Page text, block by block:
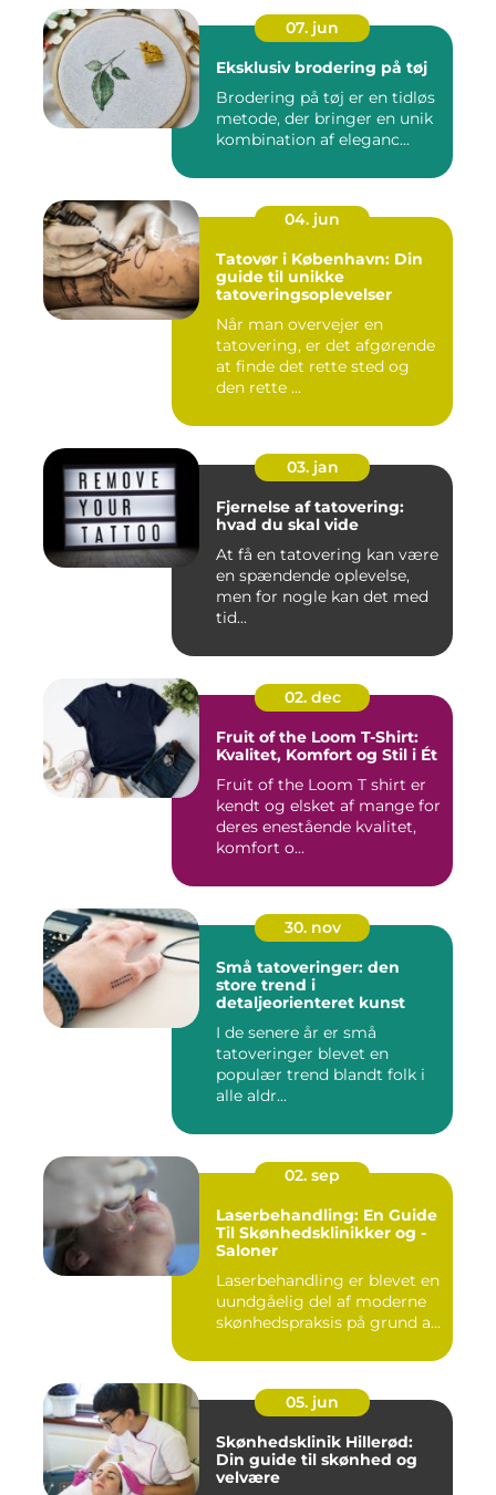
07. jun
Eksklusiv brodering på tøj
Brodering på tøj er en tidløs
metode, der bringer en unik
kombination af eleganc...
04. jun
Tatovør i København: Din
guide til unikke
tatoveringsoplevelser
Når man overvejer en
tatovering, er det afgørende
at finde det rette sted og
den rette ...
03. jan
Fjernelse af tatovering:
hvad du skal vide
At få en tatovering kan være
en spændende oplevelse,
men for nogle kan det med
tid...
02. dec
Fruit of the Loom T-Shirt:
Kvalitet, Komfort og Stil i Ét
Fruit of the Loom T shirt er
kendt og elsket af mange for
deres enestående kvalitet,
komfort o...
30. nov
Små tatoveringer: den
store trend i
detaljeorienteret kunst
I de senere år er små
tatoveringer blevet en
populær trend blandt folk i
alle aldr...
02. sep
Laserbehandling: En Guide
Til Skønhedsklinikker og -
Saloner
Laserbehandling er blevet en
uundgåelig del af moderne
skønhedspraksis på grund a...
05. jun
Skønhedsklinik Hillerød:
Din guide til skønhed og
velvære